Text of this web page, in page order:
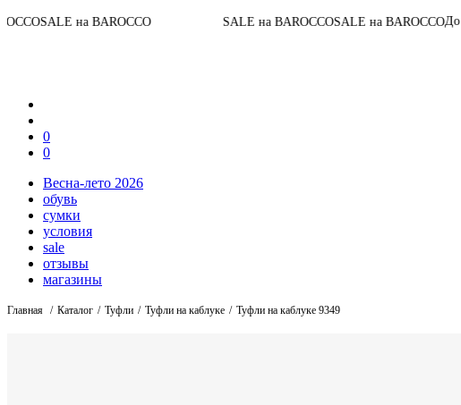
SALE на BAROCCOSALE на BAROCCOДо конца акции04:08
0
0
Весна-лето 2026
обувь
сумки
условия
sale
отзывы
магазины
Главная Каталог Туфли Туфли на каблуке Туфли на каблуке 9349